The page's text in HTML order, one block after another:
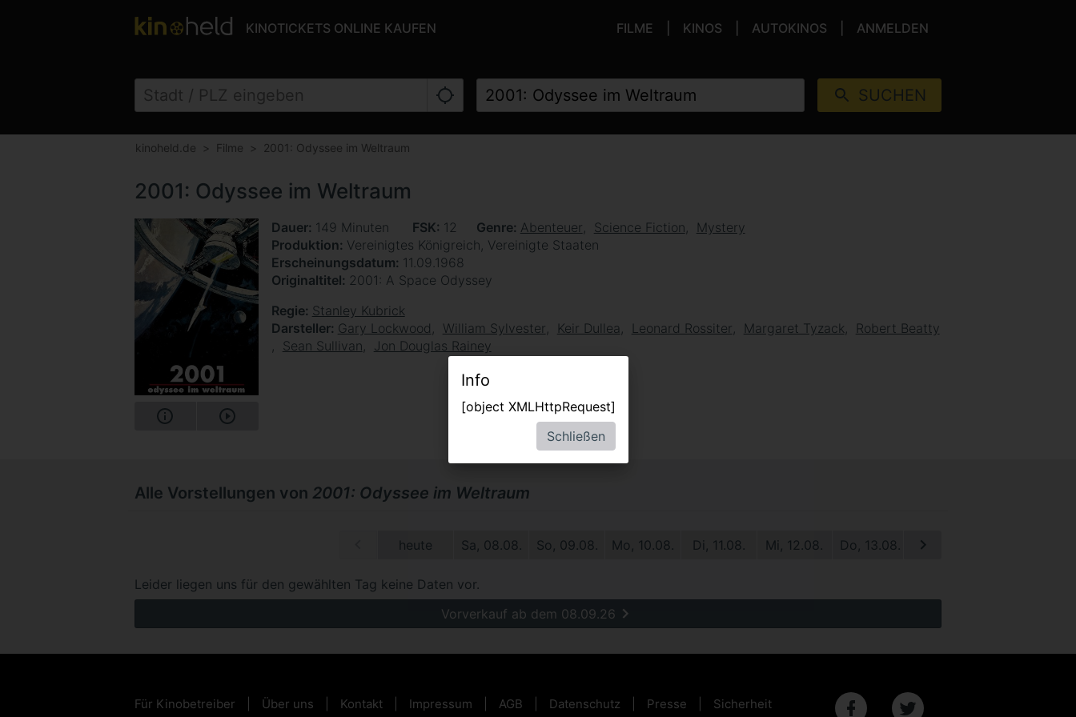
KINOTICKETS ONLINE KAUFEN FILME KINOS AUTOKINOS ANMELDEN
SUCHEN
kinoheld.de Filme 2001: Odyssee im Weltraum
2001: Odyssee im Weltraum
Dauer 149 Minuten FSK 12 Genre Abenteuer Science Fiction
Mystery
Produktion Vereinigtes Königreich, Vereinigte Staaten
Erscheinungsdatum 11.09.1968
Originaltitel 2001: A Space Odyssey
Regie Stanley Kubrick
Darsteller Gary Lockwood William Sylvester Keir Dullea Leonard Rossiter Margaret Tyzack
Robert Beatty
Sean Sullivan
Jon Douglas Rainey
Alle Vorstellungen von 2001: Odyssee im Weltraum
heute Sa, 08.08. So, 09.08. Mo, 10.08. Di, 11.08. Mi, 12.08. Do, 13.08. Fr, 14.08.
Leider liegen uns für den gewählten Tag keine Daten vor.
Vorverkauf ab dem 08.09.26
Für Kinobetreiber Über uns Kontakt Impressum AGB Datenschutz Presse Sicherheit
Info
[object XMLHttpRequest]
Schließen